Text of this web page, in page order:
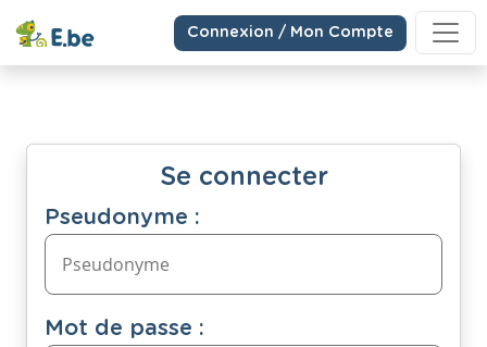
Connexion / Mon Compte
Se connecter
Pseudonyme :
Mot de passe :